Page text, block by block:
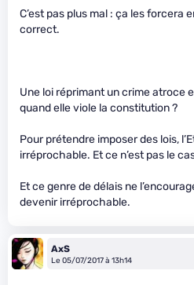
C’est pas plus mal : ça les forcera
correct.
Une loi réprimant un crime atroce
quand elle viole la constitution ?
Pour prétendre imposer des lois,
irréprochable. Et ce n’est pas le
Et ce genre de délais ne
devenir irréprochable.
AxS
Le 05/07/2017 à 13h14